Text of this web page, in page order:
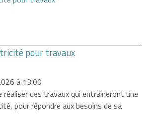
pour travaux
à 13:00
réaliser des travaux qui entraîneront une
pour répondre aux besoins de sa